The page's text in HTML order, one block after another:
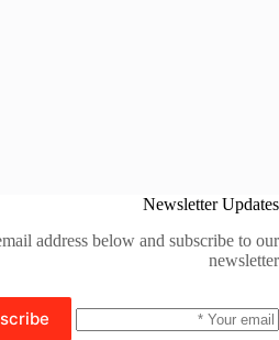
Newsletter Updates
address below and subscribe to our
newsletter